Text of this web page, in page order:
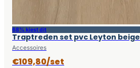
68% kiest dit
Traptreden set pvc Leyton beige
Accessoires
€109,80/set